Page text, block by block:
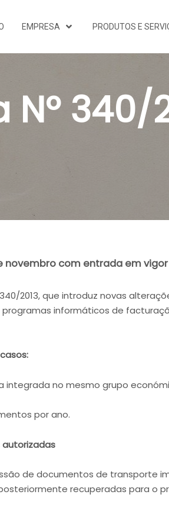
EMPRESA PRODUTOS E
Nº 340/
novembro com entrada em vigor
2013, que introduz novas
informáticos de
no mesmo grupo
por ano.
de documentos de transporte
recuperadas para o